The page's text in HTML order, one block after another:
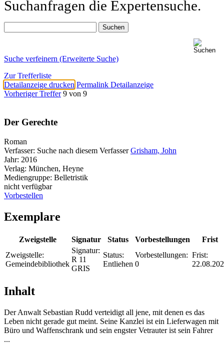
Suchanfragen die Expertensuche.
Suche verfeinern (Erweiterte Suche)
Zur Trefferliste
Detailanzeige drucken Permalink Detailanzeige
Vorheriger Treffer 9 von 9
Der Gerechte
Roman
Verfasser: Suche nach diesem Verfasser Grisham, John
Jahr: 2016
Verlag: München, Heyne
Mediengruppe: Belletristik
nicht verfügbar
Vorbestellen
Exemplare
Zweigstelle Signatur Status Vorbestellungen
Frist
Zweigstelle:
Gemeindebibliothek
Signatur:
R 11
GRIS
Status:
Entliehen
Vorbestellungen:
0
Frist:
Inhalt
Der Anwalt Sebastian Rudd verteidigt all jene, mit denen es das
Leben nicht gerade gut meint. Seine Kanzlei ist ein Lieferwagen mit
Büro und Waffenschrank und sein engster Vetrauter ist sein Fahrer
...